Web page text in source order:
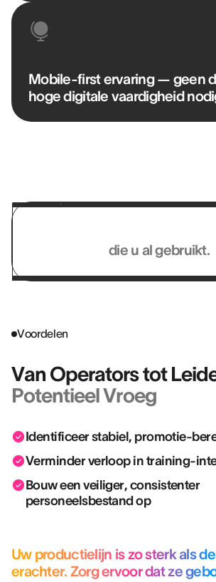
Mobile-first ervaring — geen
hoge digitale vaardigheid
die u al gebruikt.
Voordelen
Van Operators tot
Potentieel Vroeg
Identificeer stabiel, promotie-
Verminder verloop in training-
Bouw een veiliger, consistenter
personeelsbestand op
Uw productielijn is zo sterk als
erachter. Zorg ervoor dat ze